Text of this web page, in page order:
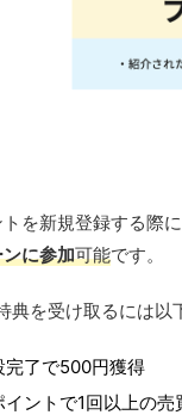
を新規登録する際に
に参加可能です。
典を受け取るには以
完了で500円獲得
イントで1回以上の